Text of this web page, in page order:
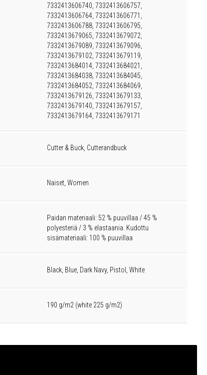
7332413606740, 7332413606757,
7332413606764, 7332413606771,
7332413606788, 7332413606795,
7332413679065, 7332413679072,
7332413679089, 7332413679096,
7332413679102, 7332413679119,
7332413684014, 7332413684021,
7332413684038, 7332413684045,
7332413684052, 7332413684069,
7332413679126, 7332413679133,
7332413679140, 7332413679157,
7332413679164, 7332413679171
Cutter & Buck, Cutterandbuck
Naiset, Women
Paidan materiaali: 52 % puuvillaa / 45 %
polyesteriä / 3 % elastaania. Kudottu
sisämateriaali: 100 % puuvillaa
Black, Blue, Dark Navy, Pistol, White
190 g/m2 (white 225 g/m2)